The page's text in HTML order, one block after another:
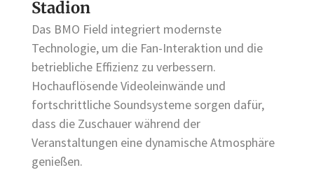
Stadion
Das BMO Field integriert modernste
Technologie, um die Fan-Interaktion und die
betriebliche Effizienz zu verbessern.
Hochauflösende Videoleinwände und
fortschrittliche Soundsysteme sorgen dafür,
dass die Zuschauer während der
Veranstaltungen eine dynamische Atmosphäre
genießen.